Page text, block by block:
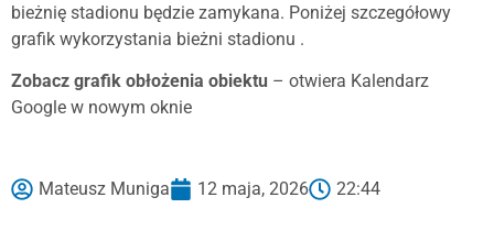
bieżnię stadionu będzie zamykana. Poniżej szczegółowy
grafik wykorzystania bieżni stadionu .
Zobacz grafik obłożenia obiektu – otwiera Kalendarz
Google w nowym oknie
Mateusz Muniga 12 maja, 2026 22:44